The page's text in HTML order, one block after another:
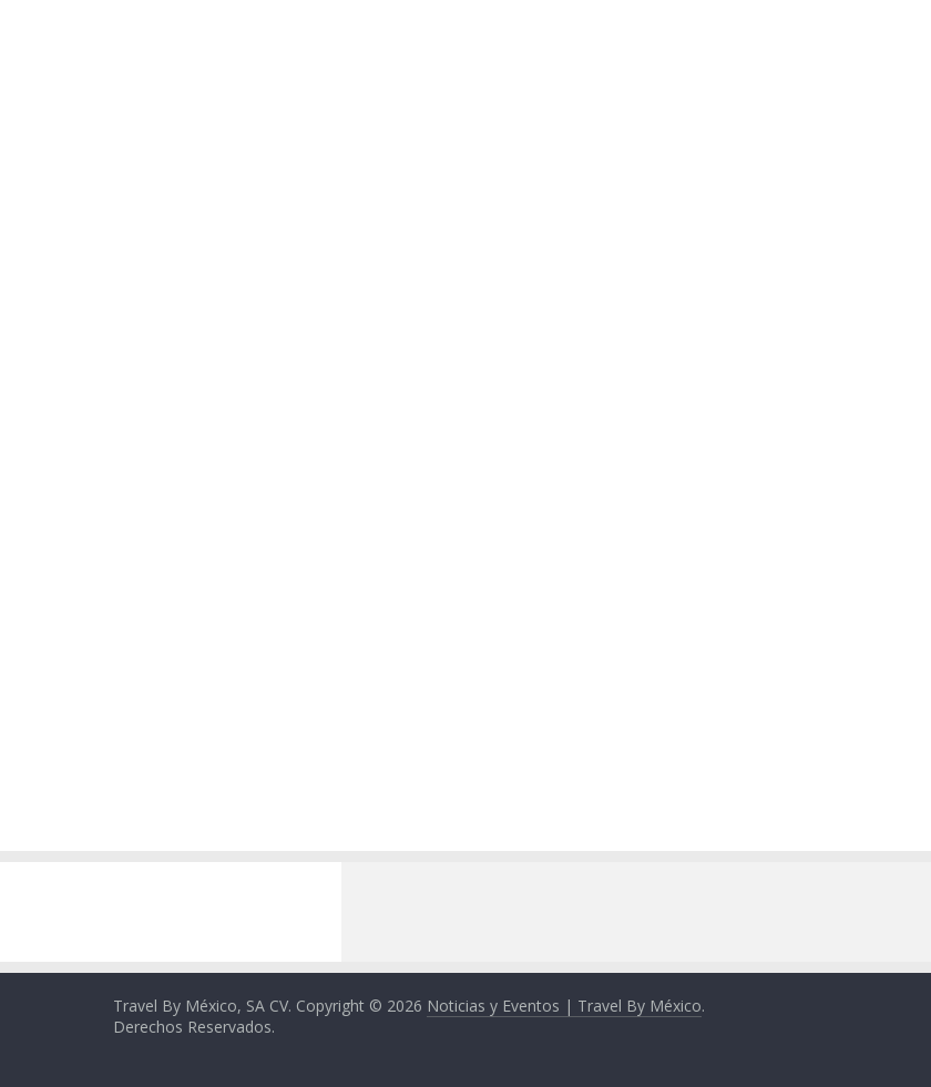
Travel By México, SA CV. Copyright © 2026 Noticias y Eventos | Travel By México.
Derechos Reservados.